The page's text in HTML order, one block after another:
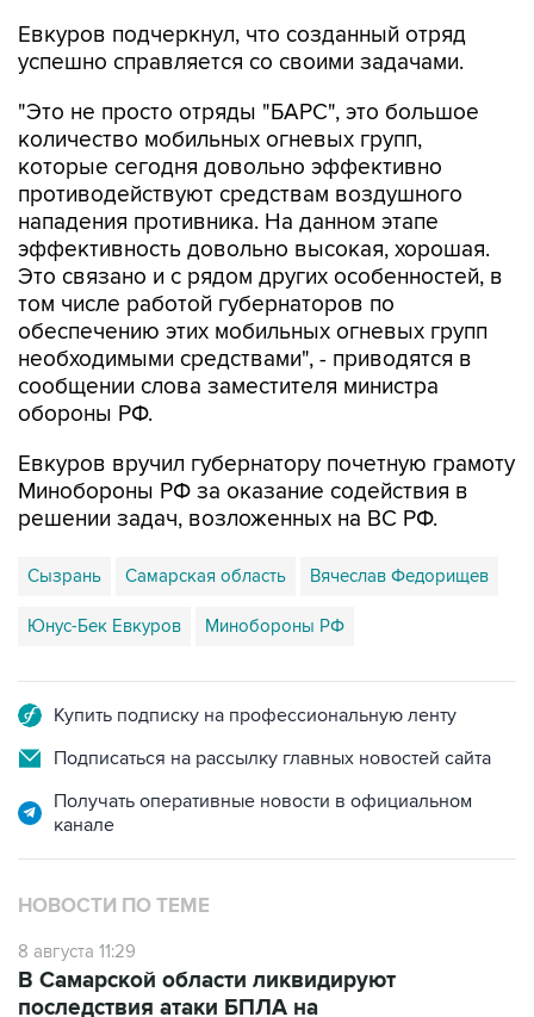
Евкуров подчеркнул, что созданный отряд
успешно справляется со своими задачами.
"Это не просто отряды "БАРС", это большое
количество мобильных огневых групп,
которые сегодня довольно эффективно
противодействуют средствам воздушного
нападения противника. На данном этапе
эффективность довольно высокая, хорошая.
Это связано и с рядом других особенностей, в
том числе работой губернаторов по
обеспечению этих мобильных огневых групп
необходимыми средствами", - приводятся в
сообщении слова заместителя министра
обороны РФ.
Евкуров вручил губернатору почетную грамоту
Минобороны РФ за оказание содействия в
решении задач, возложенных на ВС РФ.
Сызрань Самарская область Вячеслав Федорищев
Юнус-Бек Евкуров Минобороны РФ
Купить подписку на профессиональную ленту
Подписаться на рассылку главных новостей сайта
Получать оперативные новости в официальном
канале
НОВОСТИ ПО ТЕМЕ
8 августа 11:29
В Самарской области ликвидируют
последствия атаки БПЛА на